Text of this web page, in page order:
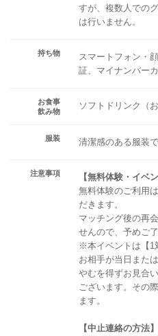
すが、複数人での
は行いません。
持ち物
スマートフォン・
証、マイナンバー
お食事
飲み物
ソフトドリンク（お
服装 清潔感のある服装
注意事項
【無料体験・イベ
無料体験のご利用
だきます。
マッチング後の再
せんので、予めご
※本イベントは【1
お相手が当日また
やむを得ずお見合
ございます。その
ます。
【中止連絡の方法】